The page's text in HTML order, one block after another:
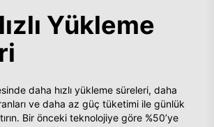
Yükleme
daha hızlı yükleme süreleri, daha
ve daha az güç tüketimi ile günlük
Bir önceki teknolojiye göre %50’ye